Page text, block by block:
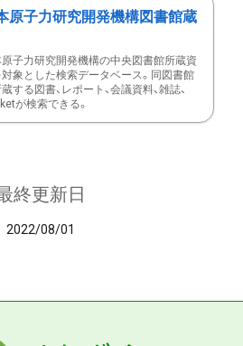
原子力研究開発機構図書館蔵
原子力研究開発機構の中央図書館所蔵資
象とした検索データベース。同図書館
する図書、レポート、会議資料、雑誌、
が検索できる。
終更新日
2022/08/01